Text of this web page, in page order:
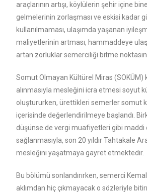
araçlarının artışı, köylülerin şehir içine
gelmelerinin zorlaşması ve eskisi kadar
kullanılmaması, ulaşımda yaşanan
maliyetlerinin artması, hammaddeye
artan zorluklar semerciliği bitme
Somut Olmayan Kültürel Miras (SOKÜM)
alınmasıyla mesleğini icra etmesi soyut
oluştururken, ürettikleri semerler somut
içerisinde değerlendirilmeye başlandı.
düşünse de vergi muafiyetleri gibi maddi
sağlanmasıyla, son 20 yıldır Tahtakale
mesleğini yaşatmaya gayret etmektedir.
Bu bölümü sonlandırırken, semerci
aklımdan hiç çıkmayacak o sözleriyle